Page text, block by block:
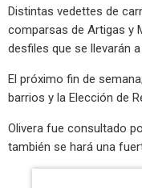
Distintas vedettes de
comparsas de Artigas y
desfiles que se llevarán
El próximo fin de
barrios y la Elección de
Olivera fue consultado
también se hará una